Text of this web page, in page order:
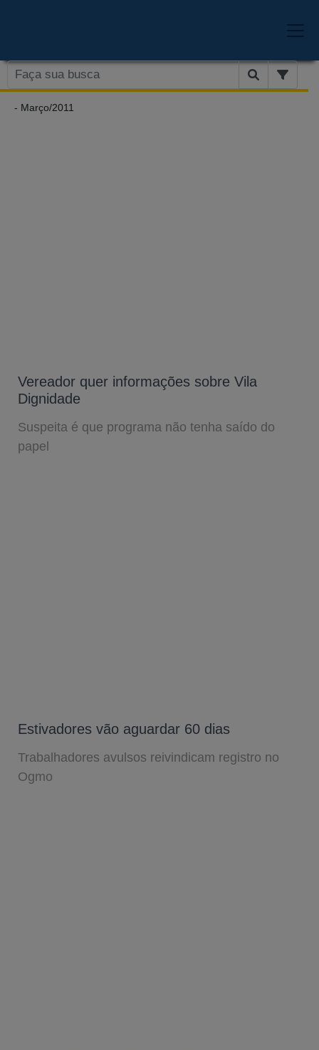
- Março/2011
Vereador quer informações sobre Vila
Dignidade
Suspeita é que programa não tenha saído do
papel
Estivadores vão aguardar 60 dias
Trabalhadores avulsos reivindicam registro no
Ogmo